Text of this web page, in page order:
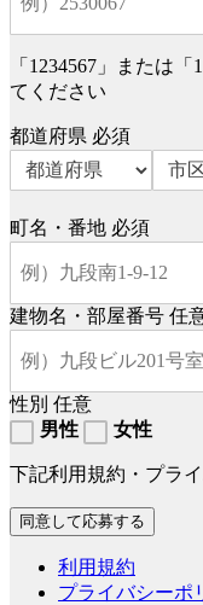
「1234567」または
てください
都道府県 必須
町名・番地 必須
建物名・部屋番号 任
性別 任意
男性
女性
下記利用規約・プラ
利用規約
プライバシーポ